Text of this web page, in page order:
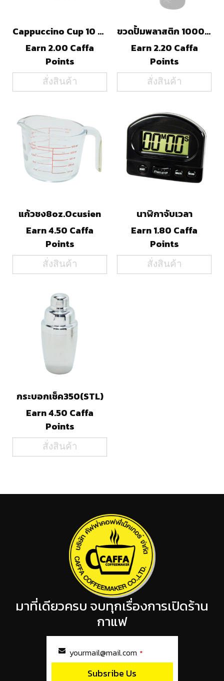
Cappuccino Cup 10 Oz.
Earn 2.00 Caffa
Points
สั่งสินค้า
ขวดปั้มพลาสติก 1000 ml.
Earn 2.20 Caffa
Points
สั่งสินค้า
แก้วชง8oz.Ocusien
Earn 4.50 Caffa
Points
สั่งสินค้า
นาฬิกาจับเวลา
Earn 1.80 Caffa
Points
สั่งสินค้า
กระบอกเช็ค350(STL)
Earn 4.50 Caffa
Points
สั่งสินค้า
มาที่เดียวครบ จบทุกเรื่องการเปิดร้าน
กาแฟ
yourmail@mail.com *
Subsribe Us